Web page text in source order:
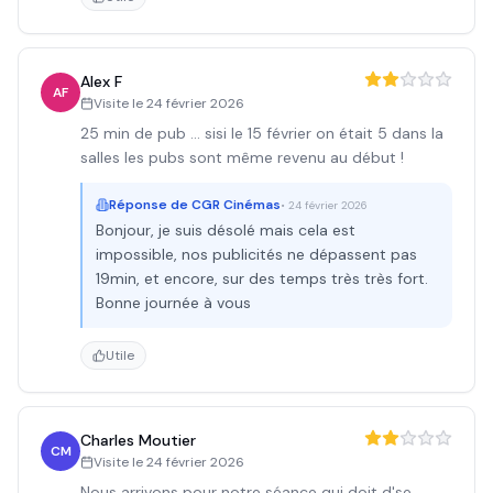
AF
Alex F
Visite le24 février 2026
25 min de pub ... sisi le 15 février on était 5 dans la
salles les pubs sont même revenu au début !
Réponse de CGR Cinémas• 24 février 2026
Bonjour, je suis désolé mais cela est
impossible, nos publicités ne dépassent pas
19min, et encore, sur des temps très très fort.
Bonne journée à vous
Utile
CM
Charles Moutier
Visite le24 février 2026